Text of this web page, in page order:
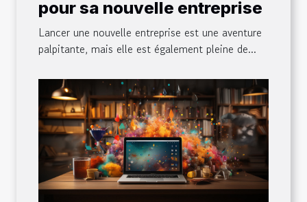
pour sa nouvelle entreprise
Lancer une nouvelle entreprise est une aventure
palpitante, mais elle est également pleine de...